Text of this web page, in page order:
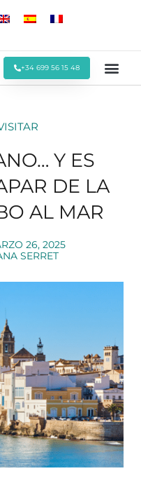
+34 699 56 15 48
Y ES
DE LA
AL MAR
26, 2025
SERRET